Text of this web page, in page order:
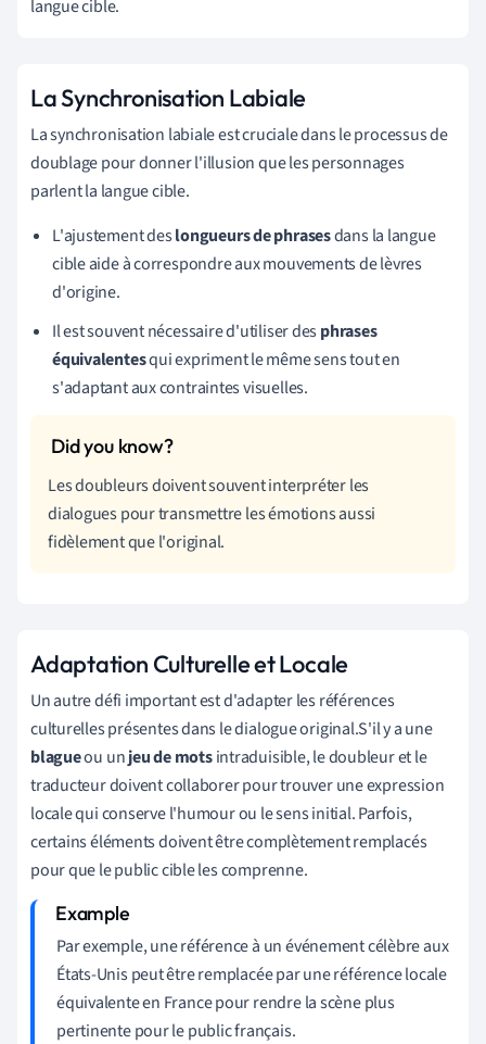
langue cible.
La Synchronisation Labiale
La synchronisation labiale est cruciale dans le processus de
doublage pour donner l'illusion que les personnages
parlent la langue cible.
L'ajustement deslongueurs de phrasesdans la langue
cible aide à correspondre aux mouvements de lèvres
d'origine.
Il est souvent nécessaire d'utiliser desphrases
équivalentesqui expriment le même sens tout en
s'adaptant aux contraintes visuelles.
Les doubleurs doivent souvent interpréter les
dialogues pour transmettre les émotions aussi
fidèlement que l'original.
Adaptation Culturelle et Locale
Un autre défi important est d'adapter les références
culturelles présentes dans le dialogue original.S'il y a une
blagueou unjeu de motsintraduisible, le doubleur et le
traducteur doivent collaborer pour trouver une expression
locale qui conserve l'humour ou le sens initial. Parfois,
certains éléments doivent être complètement remplacés
pour que le public cible les comprenne.
Par exemple, une référence à un événement célèbre aux
États-Unis peut être remplacée par une référence locale
équivalente en France pour rendre la scène plus
pertinente pour le public français.